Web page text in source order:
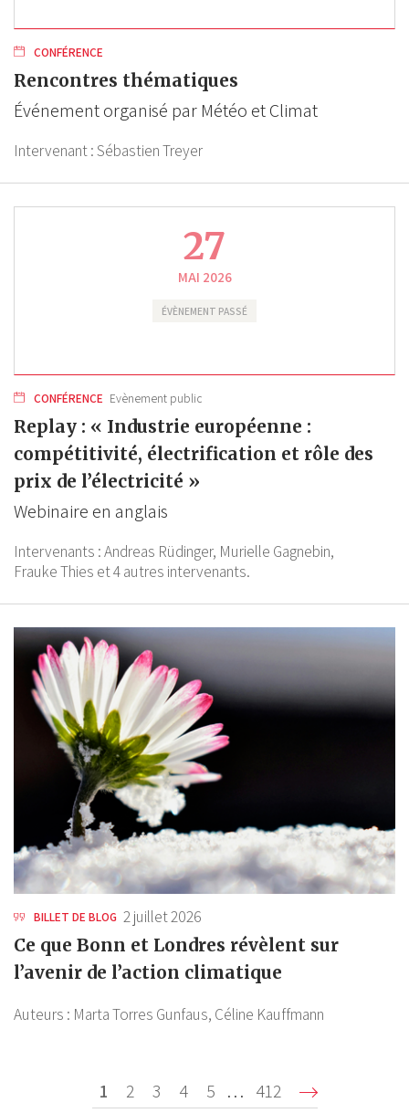
CONFÉRENCE
Rencontres thématiques
Événement organisé par Météo et Climat
Intervenant :Sébastien Treyer
27
MAI 2026
ÉVÈNEMENT PASSÉ
CONFÉRENCE Evènement public
Replay : « Industrie européenne :
compétitivité, électrification et rôle des
prix de l’électricité »
Webinaire en anglais
Intervenants :Andreas Rüdinger, Murielle Gagnebin,
Frauke Thies et 4 autres intervenants.
BILLET DE BLOG 2 juillet 2026
Ce que Bonn et Londres révèlent sur
l’avenir de l’action climatique
Auteurs : Marta Torres Gunfaus, Céline Kauffmann
Page
1 Page
2 Page
3 Page
4 Page
5 … Dernière
412